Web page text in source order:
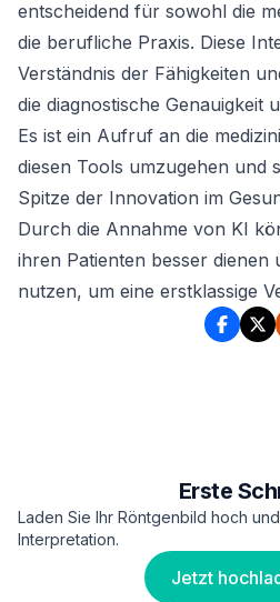
entscheidend für sowohl die
die berufliche Praxis. Diese
Verständnis der Fähigkeiten
die diagnostische Genauigkeit
Es ist ein Aufruf an die
diesen Tools umzugehen und
Spitze der Innovation im
Durch die Annahme von KI
ihren Patienten besser dienen
nutzen, um eine erstklassige
Erste
Laden Sie Ihr Röntgenbild hoch
Interpretation.
Jetzt